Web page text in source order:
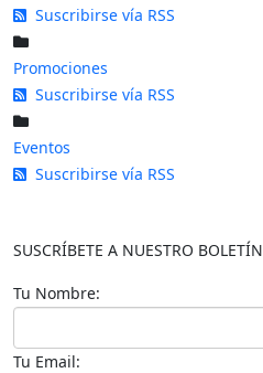
Suscribirse vía RSS
Promociones
Suscribirse vía RSS
Eventos
Suscribirse vía RSS
SUSCRÍBETE A NUESTRO BOLETÍN
Tu Nombre:
Tu Email: